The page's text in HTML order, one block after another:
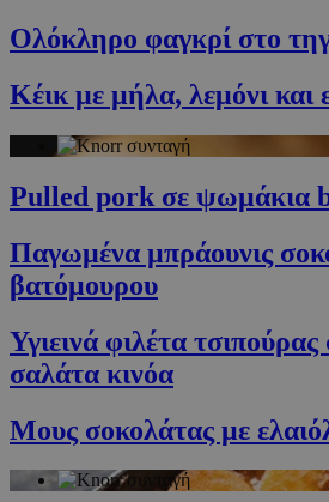
Ολόκληρο φαγκρί στο
Κέικ με μήλα, λεμόνι και
Pulled pork σε ψωμάκια
Παγωμένα μπράουνις
βατόμουρου
Υγιεινά φιλέτα
σαλάτα κινόα
Μους σοκολάτας με